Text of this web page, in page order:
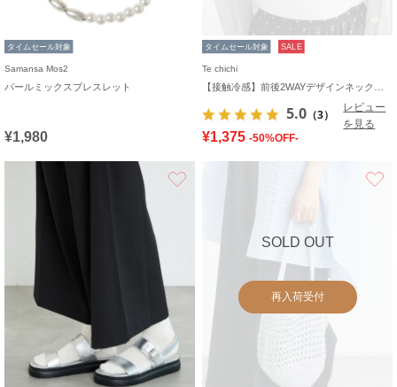
タイムセール対象
Samansa Mos2
パールミックスブレスレット
¥1,980
タイムセール対象 SALE
Te chichi
5.0 （3）
レビュー
を見る
¥1,375 -50%OFF-
SOLD OUT
再入荷受付